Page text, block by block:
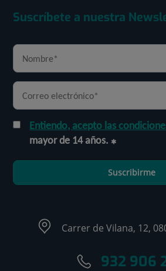
Suscríbete a nuestra
Entiendo, acepto las
mayor de 14 años.
Suscribirme
Carrer de Vilana, 12,
932 906